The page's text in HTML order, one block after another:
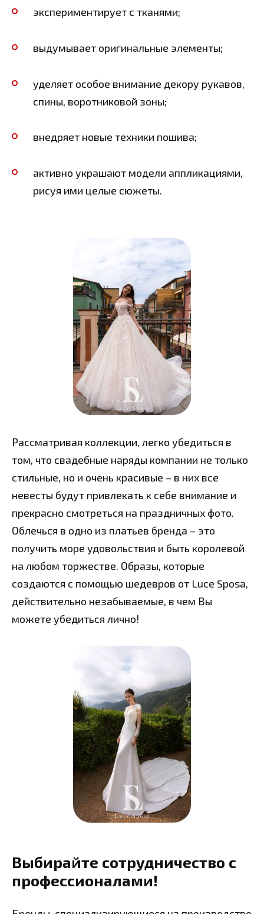
экспериментирует с тканями;
выдумывает оригинальные элементы;
уделяет особое внимание декору рукавов,
спины, воротниковой зоны;
внедряет новые техники пошива;
активно украшают модели аппликациями,
рисуя ими целые сюжеты.
Рассматривая коллекции, легко убедиться в
том, что свадебные наряды компании не только
стильные, но и очень красивые – в них все
невесты будут привлекать к себе внимание и
прекрасно смотреться на праздничных фото.
Облечься в одно из платьев бренда – это
получить море удовольствия и быть королевой
на любом торжестве. Образы, которые
создаются с помощью шедевров от Luce Sposa,
действительно незабываемые, в чем Вы
можете убедиться лично!
Выбирайте сотрудничество с
профессионалами!